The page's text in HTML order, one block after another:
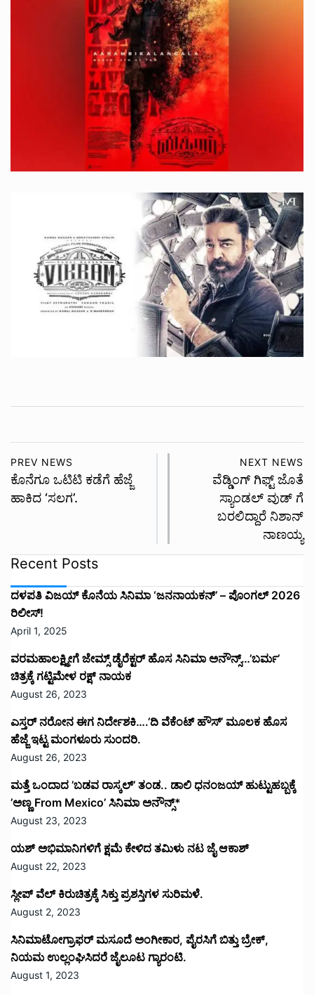
PREV NEWS
ಕೊನೆಗೂ ಒಟಿಟಿ ಕಡೆಗೆ ಹೆಜ್ಜೆ
ಹಾಕಿದ ‘ಸಲಗ’.
NEXT NEWS
ವೆಡ್ಡಿಂಗ್ ಗಿಫ್ಟ್ ಜೊತೆ
ಸ್ಯಾಂಡಲ್ ವುಡ್ ಗೆ
ಬರಲಿದ್ದಾರೆ ನಿಶಾನ್
ನಾಣಯ್ಯ
Recent Posts
ದಳಪತಿ ವಿಜಯ್‌ ಕೊನೆಯ ಸಿನಿಮಾ ‘ಜನನಾಯಕನ್’ – ಪೊಂಗಲ್ 2026
ರಿಲೀಸ್!
April 1, 2025
ವರಮಹಾಲಕ್ಷ್ಮೀಗೆ ಜೇಮ್ಸ್ ಡೈರೆಕ್ಟರ್ ಹೊಸ ಸಿನಿಮಾ ಅನೌನ್ಸ್…’ಬರ್ಮ’
ಚಿತ್ರಕ್ಕೆ ಗಟ್ಟಿಮೇಳ ರಕ್ಷ್ ನಾಯಕ
August 26, 2023
ಎಸ್ತರ್ ನರೋನ ಈಗ ನಿರ್ದೇಶಕಿ….’ದಿ ವೆಕೆಂಟ್ ಹೌಸ್‌’‌ ಮೂಲಕ ಹೊಸ
ಹೆಜ್ಜೆ ಇಟ್ಟ ಮಂಗಳೂರು ಸುಂದರಿ.
August 26, 2023
ಮತ್ತೆ ಒಂದಾದ ’ಬಡವ ರಾಸ್ಕಲ್’ ತಂಡ.. ಡಾಲಿ ಧನಂಜಯ್ ಹುಟ್ಟುಹಬ್ಬಕ್ಕೆ
’ಅಣ್ಣ From Mexico’ ಸಿನಿಮಾ ಅನೌನ್ಸ್*
August 23, 2023
ಯಶ್ ಅಭಿಮಾನಿಗಳಿಗೆ ಕ್ಷಮೆ ಕೇಳಿದ ತಮಿಳು ನಟ ಜೈ ಆಕಾಶ್
August 22, 2023
ಸ್ಲೀಪ್ ವೆಲ್ ಕಿರುಚಿತ್ರಕ್ಕೆ ಸಿಕ್ತು ಪ್ರಶಸ್ತಿಗಳ ಸುರಿಮಳೆ.
August 2, 2023
ಸಿನಿಮಾಟೋಗ್ರಾಫರ್ ಮಸೂದೆ ಅಂಗೀಕಾರ, ಪೈರಸಿಗೆ ಬಿತ್ತು ಬ್ರೇಕ್,
ನಿಯಮ ಉಲ್ಲಂಘಿಸಿದರೆ ಜೈಲೂಟ ಗ್ಯಾರಂಟಿ.
August 1, 2023